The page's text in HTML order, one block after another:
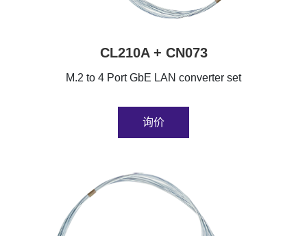
CL210A + CN073
M.2 to 4 Port GbE LAN converter set
询价